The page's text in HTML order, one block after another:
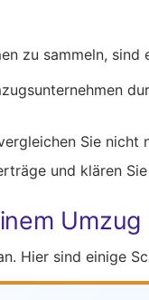
zu sammeln, sind
Sie
und klären
Umzug
Hier sind einige